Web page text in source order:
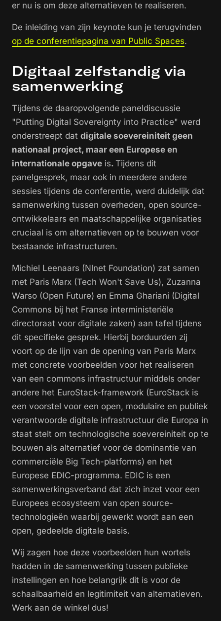
er nu is om deze alternatieven te realiseren.
De inleiding van zijn keynote kun je terugvinden
op de conferentiepagina van Public Spaces.
Digitaal zelfstandig via
samenwerking
Tijdens de daaropvolgende paneldiscussie
"Putting Digital Sovereignty into Practice" werd
onderstreept dat digitale soevereiniteit geen
nationaal project, maar een Europese en
internationale opgave is. Tijdens dit
panelgesprek, maar ook in meerdere andere
sessies tijdens de conferentie, werd duidelijk dat
samenwerking tussen overheden, open source-
ontwikkelaars en maatschappelijke organisaties
cruciaal is om alternatieven op te bouwen voor
bestaande infrastructuren.
Michiel Leenaars (Nlnet Foundation) zat samen
met Paris Marx (Tech Won't Save Us), Zuzanna
Warso (Open Future) en Emma Ghariani (Digital
Commons bij het Franse interministeriële
directoraat voor digitale zaken) aan tafel tijdens
dit specifieke gesprek. Hierbij borduurden zij
voort op de lijn van de opening van Paris Marx
met concrete voorbeelden voor het realiseren
van een commons infrastructuur middels onder
andere het EuroStack-framework (EuroStack is
een voorstel voor een open, modulaire en publiek
verantwoorde digitale infrastructuur die Europa in
staat stelt om technologische soevereiniteit op te
bouwen als alternatief voor de dominantie van
commerciële Big Tech-platforms) en het
Europese EDIC-programma. EDIC is een
samenwerkingsverband dat zich inzet voor een
Europees ecosysteem van open source-
technologieën waarbij gewerkt wordt aan een
open, gedeelde digitale basis.
Wij zagen hoe deze voorbeelden hun wortels
hadden in de samenwerking tussen publieke
instellingen en hoe belangrijk dit is voor de
schaalbaarheid en legitimiteit van alternatieven.
Werk aan de winkel dus!